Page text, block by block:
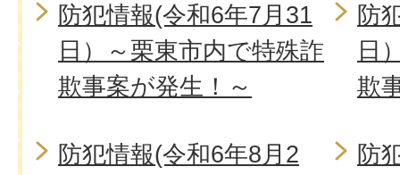
防犯情報(令和6年7月31
日）～栗東市内で特殊詐
欺事案が発生！～
防
日
欺
防犯情報(令和6年8月2
防